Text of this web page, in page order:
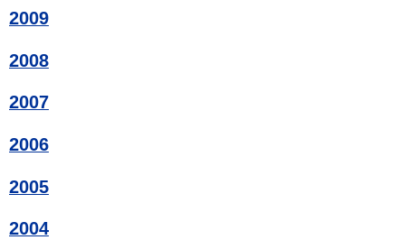
2009
2008
2007
2006
2005
2004